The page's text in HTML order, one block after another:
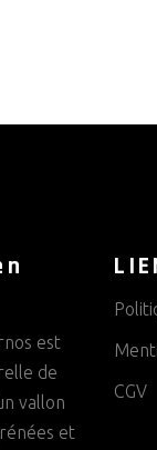
est
de
vallon
et
CGV